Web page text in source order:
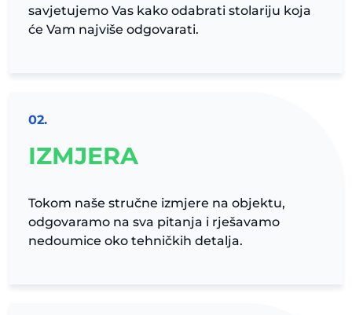
savjetujemo Vas kako odabrati stolariju koja
će Vam najviše odgovarati.
02.
IZMJERA
Tokom naše stručne izmjere na objektu,
odgovaramo na sva pitanja i rješavamo
nedoumice oko tehničkih detalja.